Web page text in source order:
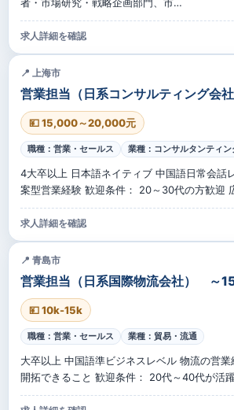
求人詳細を確認
📍 上海市
営業担当（日系コンサルティング
💴 15,000～20,000元
職種：営業・セールス 業種：コンサルタンティン
4大卒以上 日本語ネイティブ 中国語日常会話
案型営業経験 歓迎条件： 20～30代の方歓迎
求人詳細を確認
📍 青島市
営業担当（日系国際物流会社） ～
💴 10k-15k
職種：営業・セールス 業種：貿易・流通
大卒以上 中国語準ビジネスレベル 物流の営
開拓できること 歓迎条件： 20代～40代が活